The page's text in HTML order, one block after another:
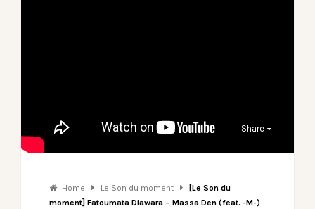
Share
Home Le Son du moment
[Le Son du
moment] Fatoumata Diawara – Massa Den (feat. -M-)